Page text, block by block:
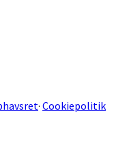
· Cookiepolitik